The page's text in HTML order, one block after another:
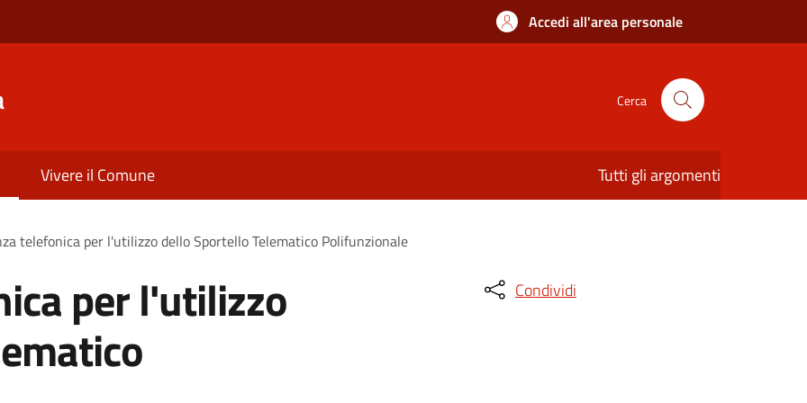
Accedi all'area personale
Cerca
Vivere il Comune Tutti gli argomenti
telefonica per l'utilizzo dello Sportello Telematico Polifunzionale
per l'utilizzo Condividi